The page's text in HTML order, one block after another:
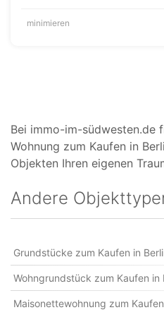
minimieren
Bei immo-im-südwesten.de
Wohnung zum Kaufen in
Objekten Ihren eigenen
Andere
Grundstücke zum Kaufen in
Wohngrundstück zum Kaufen in
Maisonettewohnung zum